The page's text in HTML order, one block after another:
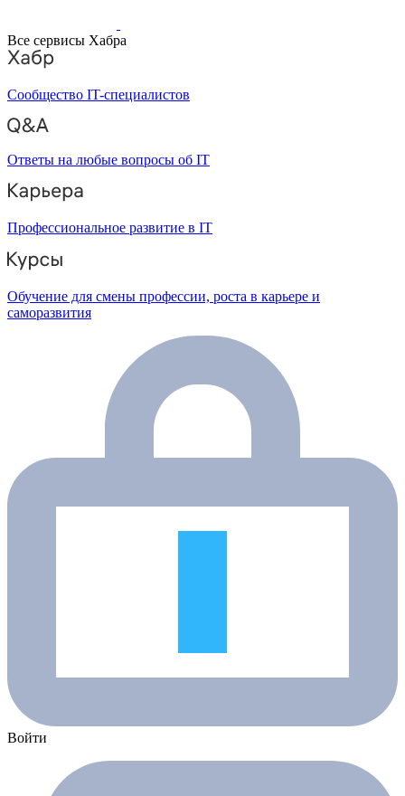
Все сервисы Хабра
Сообщество IT-специалистов
Ответы на любые вопросы об IT
Профессиональное развитие в IT
Обучение для смены профессии, роста в карьере и
саморазвития
Войти